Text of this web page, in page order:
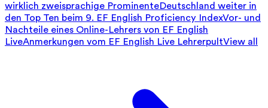
wirklich zweisprachige ProminenteDeutschland weiter in
den Top Ten beim 9. EF English Proficiency IndexVor- und
Nachteile eines Online-Lehrers von EF English
LiveAnmerkungen vom EF English Live LehrerpultView all